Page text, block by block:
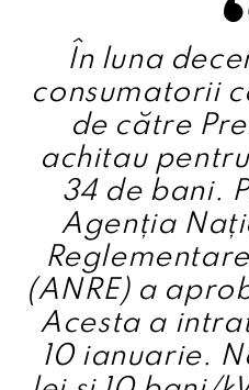
În luna
consumatorii
de către
achitau
34 de bani.
Agenția
(ANRE) a
Acesta a
10 ianuarie.